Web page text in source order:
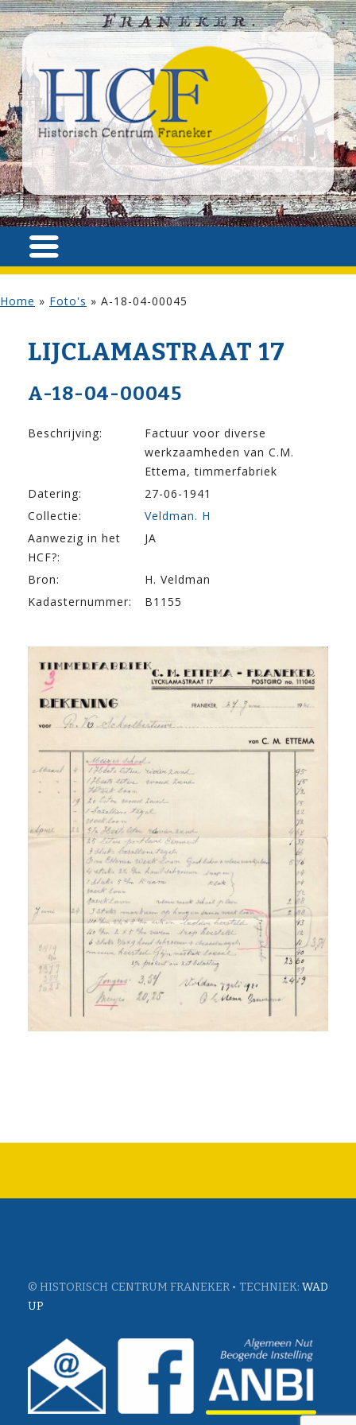
Home » Foto's » A-18-04-00045
LIJCLAMA­STRAAT 17
A-18-04-00045
Beschrijving:
Factuur voor diverse
werkzaamheden van C.M.
Ettema, timmerfabriek
Datering:
27-06-1941
Collectie:
Veldman. H
Aanwezig in het
HCF?:
JA
Bron:
H. Veldman
Kadasternummer:
B1155
© HISTORISCH CENTRUM FRANEKER • TECHNIEK: WAD
UP